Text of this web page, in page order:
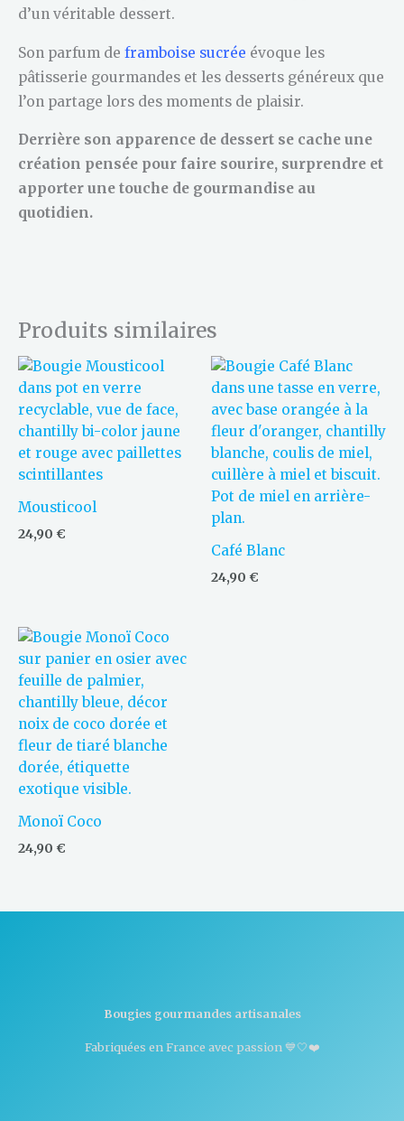
d’un véritable dessert.
Son parfum de framboise sucrée évoque les
pâtisserie gourmandes et les desserts généreux que
l’on partage lors des moments de plaisir.
Derrière son apparence de dessert se cache une
création pensée pour faire sourire, surprendre et
apporter une touche de gourmandise au
quotidien.
Produits similaires
Mousticool
24,90 €
Café Blanc
24,90 €
Monoï Coco
24,90 €
Bougies gourmandes artisanales
Fabriquées en France avec passion 💙🤍❤️